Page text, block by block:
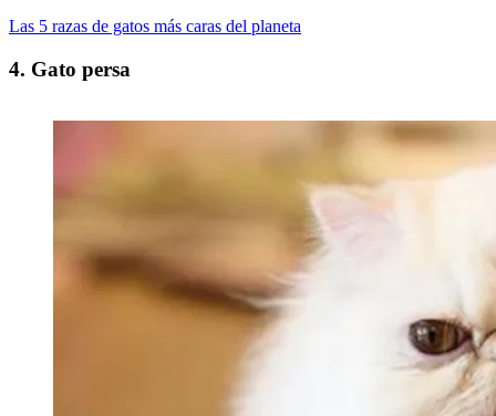
Las 5 razas de gatos más caras del planeta
4. Gato persa